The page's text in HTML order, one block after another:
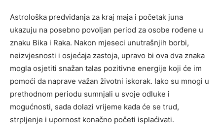
Astrološka predviđanja za kraj maja i početak juna
ukazuju na posebno povoljan period za osobe rođene u
znaku Bika i Raka. Nakon mjeseci unutrašnjih borbi,
neizvjesnosti i osjećaja zastoja, upravo bi ova dva znaka
mogla osjetiti snažan talas pozitivne energije koji će im
pomoći da naprave važan životni iskorak. Iako su mnogi u
prethodnom periodu sumnjali u svoje odluke i
mogućnosti, sada dolazi vrijeme kada će se trud,
strpljenje i upornost konačno početi isplaćivati.